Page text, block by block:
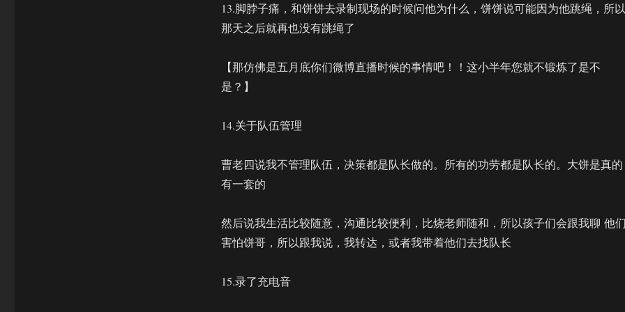
13.脚脖子痛，和饼饼去录制现场的时候问他为什么，饼饼说可能因为他跳绳，所以
那天之后就再也没有跳绳了
【那仿佛是五月底你们微博直播时候的事情吧！！这小半年您就不锻炼了是不
是？】
14.关于队伍管理
曹老四说我不管理队伍，决策都是队长做的。所有的功劳都是队长的。大饼是真的
有一套的
然后说我生活比较随意，沟通比较便利，比烧老师随和，所以孩子们会跟我聊 他
害怕饼哥，所以跟我说，我转达，或者我带着他们去找队长
15.录了充电音